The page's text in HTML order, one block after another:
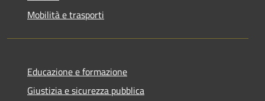
Mobilità e trasporti
Educazione e formazione
Giustizia e sicurezza pubblica